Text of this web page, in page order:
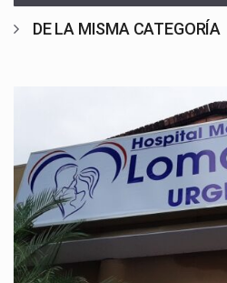
DE LA MISMA CATEGORÍA